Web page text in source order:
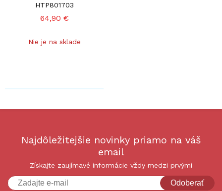
HTP801703
64,90 €
Nie je na sklade
Najdôležitejšie novinky priamo na váš
email
Získajte zaujímavé informácie vždy medzi prvými
Odoberať